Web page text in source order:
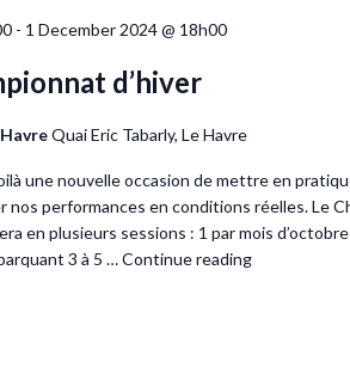
- 1 December 2024 @ 18h00
d’hiver
Quai Eric Tabarly, Le Havre
une nouvelle occasion de mettre en
performances en conditions réelles. Le
en plusieurs sessions : 1 par mois
3 à 5 …Continue reading